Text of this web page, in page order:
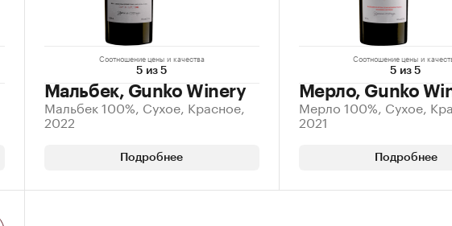
Соотношение цены и качества
5 из 5
Мальбек, Gunko Winery
Мальбек 100%, Сухое, Красное,
2022
Подробнее
Соотношение цены и
5 из 5
Мерло, Gunko
Мерло 100%, Сухое,
2021
Подробнее